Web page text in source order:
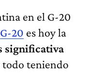
en el G-20
G-20 es hoy la
significativa
todo teniendo